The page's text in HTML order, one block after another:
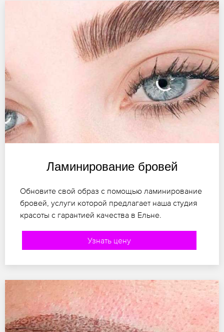
Ламинирование бровей
Обновите свой образ с помощью ламинирование
бровей, услуги которой предлагает наша студия
красоты с гарантией качества в Ельне.
Узнать цену